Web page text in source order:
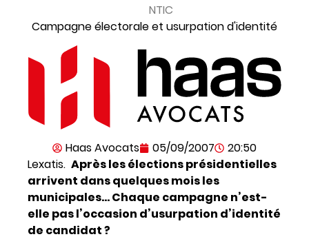
NTIC
Campagne électorale et usurpation d'identité
Haas Avocats 05/09/2007
20:50
Lexatis. Après les élections présidentielles
arrivent dans quelques mois les
municipales… Chaque campagne n’est-
elle pas l’occasion d’usurpation d’identité
de candidat ?